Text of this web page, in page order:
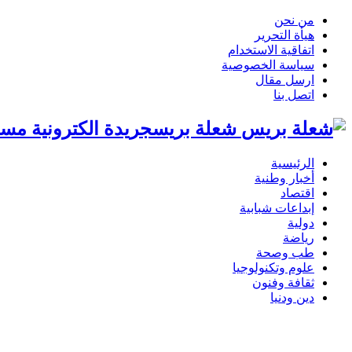
من نحن
هيأة التحرير
اتفاقية الاستخدام
سياسة الخصوصية
ارسل مقال
اتصل بنا
شعلة بريسجريدة الكترونية
الرئيسية
أخبار وطنية
اقتصاد
إبداعات شبابية
دولية
رياضة
طب وصحة
علوم وتكنولوجيا
ثقافة وفنون
دين ودنيا